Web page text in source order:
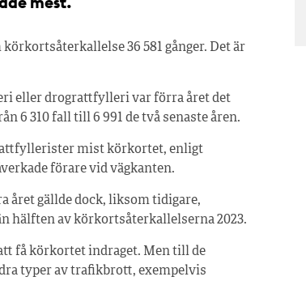
36 581 gånger. Det är
eller drograttfylleri var förra året det
6 310 fall till 6 991 de två senaste åren.
mist körkortet, enligt
förare vid vägkanten.
året gällde dock, liksom tidigare,
hälften av körkortsåterkallelserna 2023.
få körkortet indraget. Men till de
typer av trafikbrott, exempelvis